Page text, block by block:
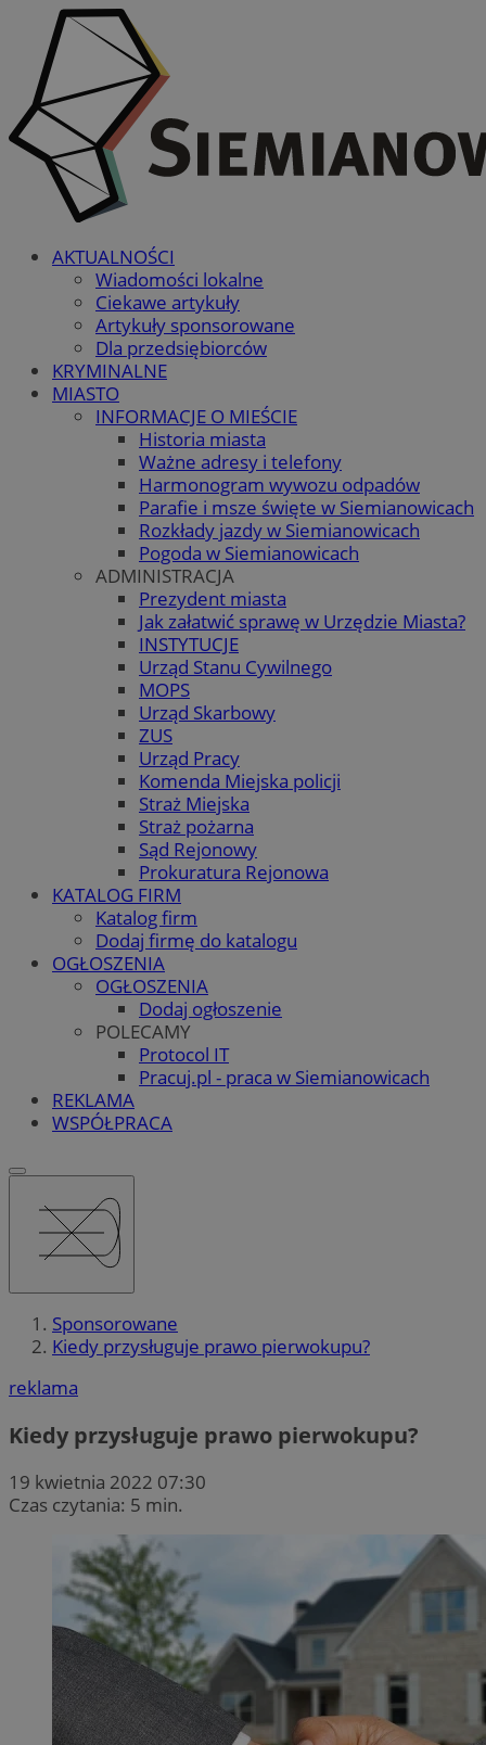
AKTUALNOŚCI
Wiadomości lokalne
Ciekawe artykuły
Artykuły sponsorowane
Dla przedsiębiorców
KRYMINALNE
MIASTO
INFORMACJE O MIEŚCIE
Historia miasta
Ważne adresy i telefony
Harmonogram wywozu odpadów
Parafie i msze święte w Siemianowicach
Rozkłady jazdy w Siemianowicach
Pogoda w Siemianowicach
ADMINISTRACJA
Prezydent miasta
Jak załatwić sprawę w Urzędzie Miasta?
INSTYTUCJE
Urząd Stanu Cywilnego
MOPS
Urząd Skarbowy
ZUS
Urząd Pracy
Komenda Miejska policji
Straż Miejska
Straż pożarna
Sąd Rejonowy
Prokuratura Rejonowa
KATALOG FIRM
Katalog firm
Dodaj firmę do katalogu
OGŁOSZENIA
OGŁOSZENIA
Dodaj ogłoszenie
POLECAMY
Protocol IT
Pracuj.pl - praca w Siemianowicach
REKLAMA
WSPÓŁPRACA
Sponsorowane
Kiedy przysługuje prawo pierwokupu?
reklama
Kiedy przysługuje prawo pierwokupu?
19 kwietnia 2022 07:30
Czas czytania: 5 min.